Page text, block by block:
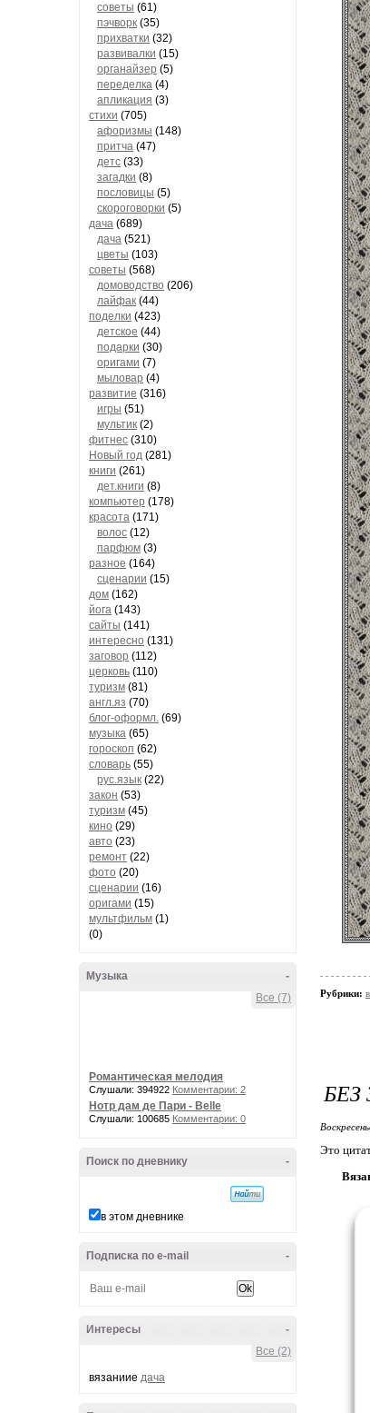
советы (61)
пэчворк (35)
прихватки (32)
развивалки (15)
органайзер (5)
переделка (4)
апликация (3)
стихи (705)
афоризмы (148)
притча (47)
детс (33)
загадки (8)
пословицы (5)
скороговорки (5)
дача (689)
дача (521)
цветы (103)
советы (568)
домоводство (206)
лайфак (44)
поделки (423)
детское (44)
подарки (30)
оригами (7)
мыловар (4)
развитие (316)
игры (51)
мультик (2)
фитнес (310)
Новый год (281)
книги (261)
дет.книги (8)
компьютер (178)
красота (171)
волос (12)
парфюм (3)
разное (164)
сценарии (15)
дом (162)
йога (143)
сайты (141)
интересно (131)
заговор (112)
церковь (110)
туризм (81)
англ.яз (70)
блог-оформл. (69)
музыка (65)
гороскоп (62)
словарь (55)
рус.язык (22)
закон (53)
туризм (45)
кино (29)
авто (23)
ремонт (22)
фото (20)
сценарии (16)
оригами (15)
мультфильм (1)
(0)
-
Музыка
Все (7)
Романтическая мелодия
Слушали: 394922 Комментарии: 2
Нотр дам де Пари - Belle
Слушали: 100685 Комментарии: 0
-
Поиск по дневнику
в этом дневнике
-
Подписка по e-mail
-
Интересы
Все (2)
вязаниие дача
Рубрики:
Это